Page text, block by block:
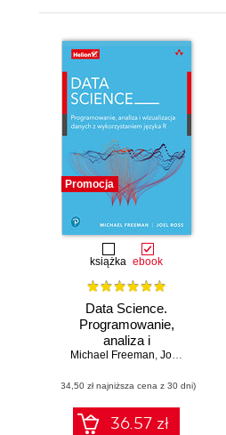
Promocja
książka ebook
Data Science.
Programowanie,
analiza i
wizualizacja
wykorzystaniem
języka R
Michael Freeman, Joel Ross
(34,50 zł najniższa cena z 30 dni)
36.57 zł